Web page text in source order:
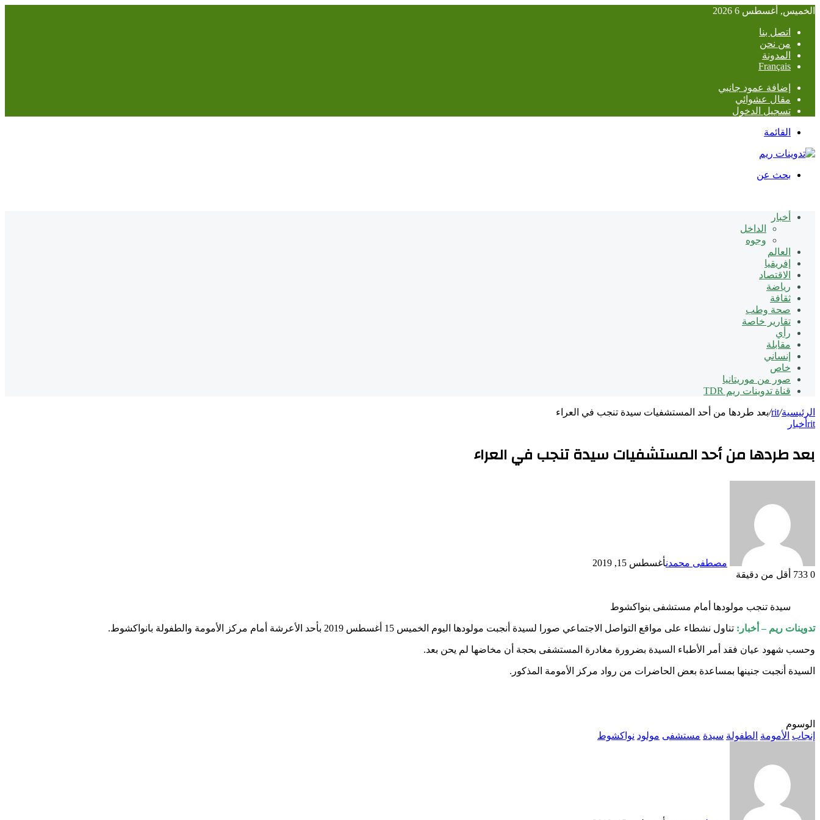
الخميس, أغسطس 6 2026
اتصل بنا
من نحن
المدونة
Français
إضافة عمود جانبي
مقال عشوائي
تسجيل الدخول
القائمة
بحث عن
أخبار
الداخل
وجوه
العالم
إفريقيا
الاقتصاد
رياضة
ثقافة
صحة وطب
تقارير خاصة
رأي
مقابلة
إنساني
خاص
صور من موريتانيا
قناة تدوينات ريم TDR
الرئيسية/
rit
/بعد طردها من أحد المستشفيات سيدة تنجب في العراء
rit أخبار
بعد طردها من أحد المستشفيات سيدة تنجب في العراء
مصطفى محمدنأغسطس 15, 2019
0
أقل من دقيقة
سيدة تنجب مولودها أمام مستشفى بنواكشوط
تدوينات ريم – أخبار: تناول نشطاء على مواقع التواصل الاجتماعي صورا لسيدة أنجبت مولودها اليوم الخميس 15 أغسطس 2019 بأحد الأعرشة أمام مركز الأمومة والطفولة بانواكشوط.
وحسب شهود عيان فقد أمر الأطباء السيدة بضرورة مغادرة المستشفى بحجة أن مخاضها لم يحن بعد.
السيدة أنجبت جنينها بمساعدة بعض الحاضرات من رواد مركز الأمومة المذكور.
الوسوم
إنجاب الأمومة الطفولة سيدة مستشفى مولود نواكشوط